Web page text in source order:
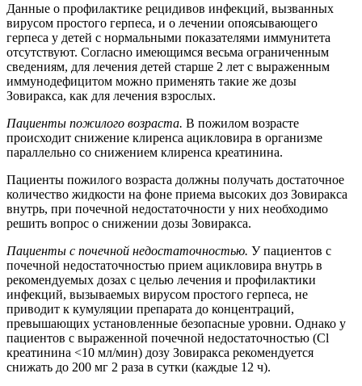
Данные о профилактике рецидивов инфекций, вызванных
вирусом простого герпеса, и о лечении опоясывающего
герпеса у детей с нормальными показателями иммунитета
отсутствуют. Согласно имеющимся весьма ограниченным
сведениям, для лечения детей старше 2 лет с выраженным
иммунодефицитом можно применять такие же дозы
Зовиракса, как для лечения взрослых.
Пациенты пожилого возраста. В пожилом возрасте
происходит снижение клиренса ацикловира в организме
параллельно со снижением клиренса креатинина.
Пациенты пожилого возраста должны получать достаточное
количество жидкости на фоне приема высоких доз Зовиракса
внутрь, при почечной недостаточности у них необходимо
решить вопрос о снижении дозы Зовиракса.
Пациенты с почечной недостаточностью. У пациентов с
почечной недостаточностью прием ацикловира внутрь в
рекомендуемых дозах с целью лечения и профилактики
инфекций, вызываемых вирусом простого герпеса, не
приводит к кумуляции препарата до концентраций,
превышающих установленные безопасные уровни. Однако у
пациентов с выраженной почечной недостаточностью (Cl
креатинина <10 мл/мин) дозу Зовиракса рекомендуется
снижать до 200 мг 2 раза в сутки (каждые 12 ч).